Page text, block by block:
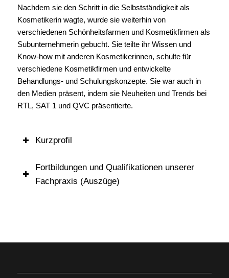
Nachdem sie den Schritt in die Selbstständigkeit als
Kosmetikerin wagte, wurde sie weiterhin von
verschiedenen Schönheitsfarmen und Kosmetikfirmen als
Subunternehmerin gebucht. Sie teilte ihr Wissen und
Know-how mit anderen Kosmetikerinnen, schulte für
verschiedene Kosmetikfirmen und entwickelte
Behandlungs- und Schulungskonzepte. Sie war auch in
den Medien präsent, indem sie Neuheiten und Trends bei
RTL, SAT 1 und QVC präsentierte.
Kurzprofil
Fortbildungen und Qualifikationen unserer
Fachpraxis (Auszüge)